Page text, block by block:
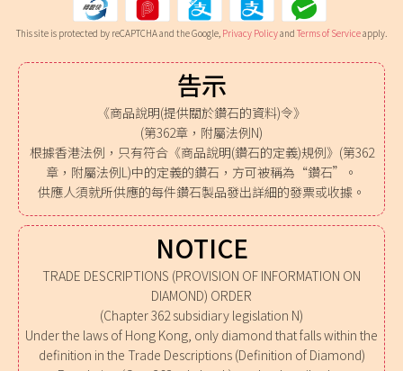
This site is protected by reCAPTCHA and the Google, Privacy Policyand Terms of Serviceapply.
告示
《商品說明(提供關於鑽石的資料)令》
(第362章，附屬法例N)
根據香港法例，只有符合《商品說明(鑽石的定義)規例》(第362
章，附屬法例L)中的定義的鑽石，方可被稱為“鑽石”。
供應人須就所供應的每件鑽石製品發出詳細的發票或收據。
NOTICE
TRADE DESCRIPTIONS (PROVISION OF INFORMATION ON
DIAMOND) ORDER
(Chapter 362 subsidiary legislation N)
Under the laws of Hong Kong, only diamond that falls within the
definition in the Trade Descriptions (Definition of Diamond)